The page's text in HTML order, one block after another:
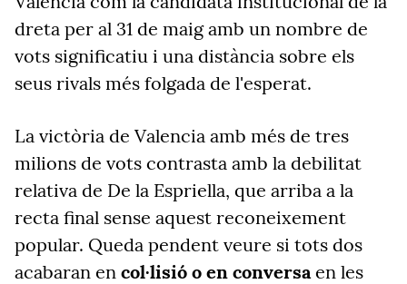
dreta per al 31 de maig amb un nombre de
vots significatiu i una distància sobre els
seus rivals més folgada de l'esperat.
La victòria de Valencia amb més de tres
milions de vots contrasta amb la debilitat
relativa de De la Espriella, que arriba a la
recta final sense aquest reconeixement
popular. Queda pendent veure si tots dos
acabaran en col·lisió o en conversaen les